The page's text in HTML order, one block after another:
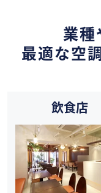
業種
最適な空
飲食店